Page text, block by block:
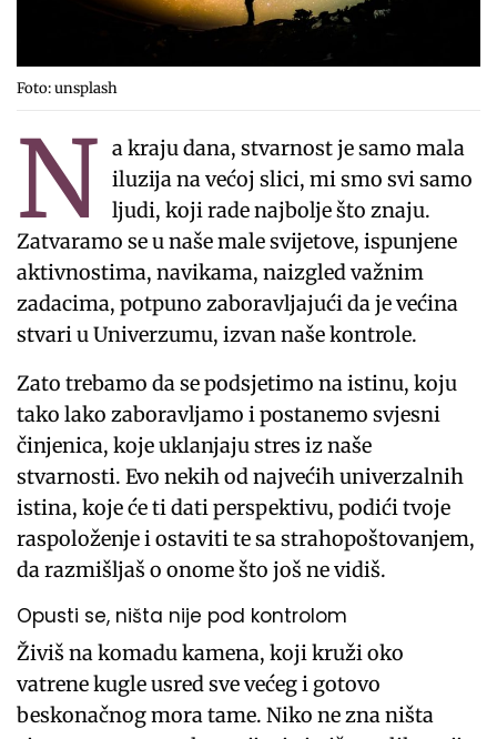
Foto: unsplash
N a kraju dana, stvarnost je samo mala
iluzija na većoj slici, mi smo svi samo
ljudi, koji rade najbolje što znaju.
Zatvaramo se u naše male svijetove, ispunjene
aktivnostima, navikama, naizgled važnim
zadacima, potpuno zaboravljajući da je većina
stvari u Univerzumu, izvan naše kontrole.
Zato trebamo da se podsjetimo na istinu, koju
tako lako zaboravljamo i postanemo svjesni
činjenica, koje uklanjaju stres iz naše
stvarnosti. Evo nekih od najvećih univerzalnih
istina, koje će ti dati perspektivu, podići tvoje
raspoloženje i ostaviti te sa strahopoštovanjem,
da razmišljaš o onome što još ne vidiš.
Opusti se, ništa nije pod kontrolom
Živiš na komadu kamena, koji kruži oko
vatrene kugle usred sve većeg i gotovo
beskonačnog mora tame. Niko ne zna ništa